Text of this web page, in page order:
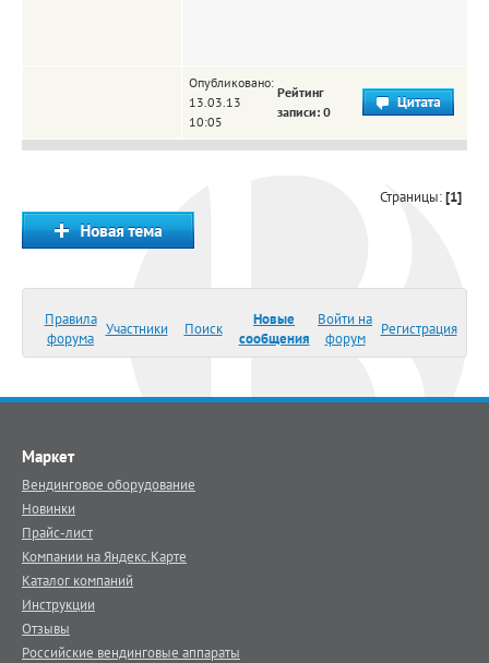
Опубликовано:
13.03.13
10:05
Рейтинг
записи: 0
Страницы:[1]
Правила
форума
Участники Поиск
Новые
сообщения
Войти на
форум
Регистрация
Маркет
Вендинговое оборудование
Новинки
Прайс-лист
Компании на Яндекс.Карте
Каталог компаний
Инструкции
Отзывы
Российские вендинговые аппараты